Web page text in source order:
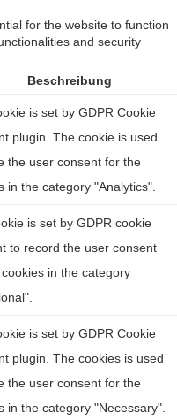
for the website to function
and security
Beschreibung
is set by GDPR Cookie
plugin. The cookie is used
the user consent for the
in the category "Analytics".
is set by GDPR cookie
to record the user consent
in the category
is set by GDPR Cookie
plugin. The cookies is used
the user consent for the
in the category "Necessary".